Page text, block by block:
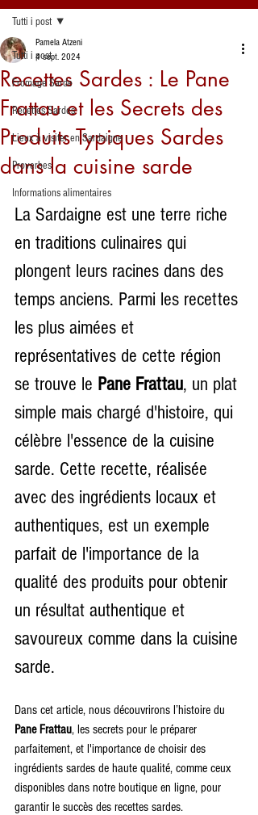
Tutti i post
Fromage Sarde
Recettes Sardes
Lieux à visiter en Sardaigne
Proverbes
Informations alimentaires
Tutti i post
Recettes Sardes : Le Pane
Frattau et les Secrets des
Produits Typiques Sardes
dans la cuisine sarde
Pamela Atzeni
4 sept. 2024
La Sardaigne est une terre riche
en traditions culinaires qui
plongent leurs racines dans des
temps anciens. Parmi les recettes
les plus aimées et
représentatives de cette région
se trouve le Pane Frattau, un plat
simple mais chargé d'histoire, qui
célèbre l'essence de la cuisine
sarde. Cette recette, réalisée
avec des ingrédients locaux et
authentiques, est un exemple
parfait de l'importance de la
qualité des produits pour obtenir
un résultat authentique et
savoureux comme dans la cuisine
sarde.
Dans cet article, nous découvrirons l’histoire du
Pane Frattau, les secrets pour le préparer
parfaitement, et l'importance de choisir des
ingrédients sardes de haute qualité, comme ceux
disponibles dans notre boutique en ligne, pour
garantir le succès des recettes sardes.